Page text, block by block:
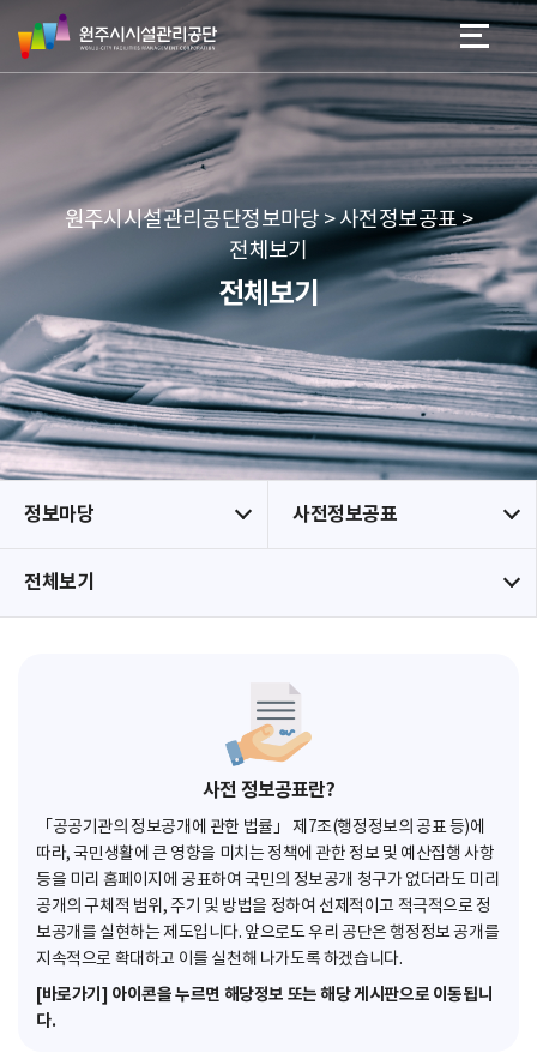
네
본문 바로가기
메뉴 바로가기
원
주
시
리
공
단
원주시시설관리공단정보마당 > 사전정보공표 >
전체보기
전체보기
정보마당 사전정보공표
전체보기
사전 정보공표란?
「공공기관의 정보공개에 관한 법률」 제7조(행정정보의 공표 등)에
따라, 국민생활에 큰 영향을 미치는 정책에 관한 정보 및 예산집행 사항
등을 미리 홈페이지에 공표하여 국민의 정보공개 청구가 없더라도 미리
공개의 구체적 범위, 주기 및 방법을 정하여 선제적이고 적극적으로 정
보공개를 실현하는 제도입니다. 앞으로도 우리 공단은 행정정보 공개를
지속적으로 확대하고 이를 실천해 나가도록 하겠습니다.
[바로가기] 아이콘을 누르면 해당정보 또는 해당 게시판으로 이동됩니
다.